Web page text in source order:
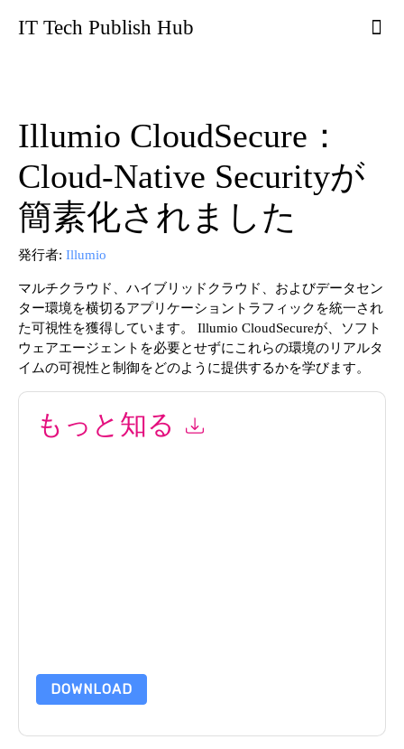
IT Tech Publish Hub
Illumio CloudSecure：
Cloud-Native Securityが
簡素化されました
発行者: Illumio
マルチクラウド、ハイブリッドクラウド、およびデータセン
ター環境を横切るアプリケーショントラフィックを統一され
た可視性を獲得しています。 Illumio CloudSecureが、ソフト
ウェアエージェントを必要とせずにこれらの環境のリアルタ
イムの可視性と制御をどのように提供するかを学びます。
もっと知る
DOWNLOAD